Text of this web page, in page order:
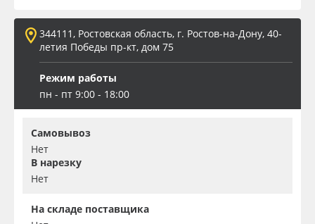
344111, Ростовская область, г. Ростов-на-Дону, 40-
летия Победы пр-кт, дом 75
Режим работы
пн - пт 9:00 - 18:00
Самовывоз
Нет
В нарезку
Нет
На складе поставщика